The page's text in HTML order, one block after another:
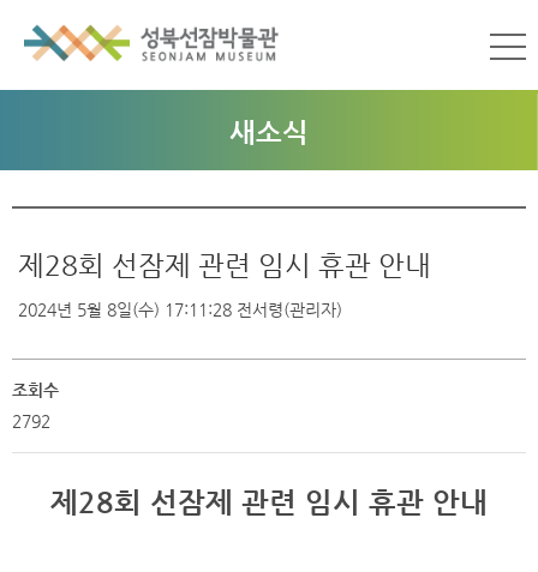
새소식
제28회 선잠제 관련 임시 휴관 안내
2024년 5월 8일(수) 17:11:28 전서령(관리자)
조회수
2792
제28회 선잠제 관련 임시 휴관 안내